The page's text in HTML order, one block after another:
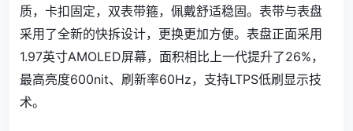
质，卡扣固定，双表带箍，佩戴舒适稳固。表带与表盘
采用了全新的快拆设计，更换更加方便。表盘正面采用
1.97英寸AMOLED屏幕，面积相比上一代提升了26%，
最高亮度600nit、刷新率60Hz，支持LTPS低刷显示技
术。